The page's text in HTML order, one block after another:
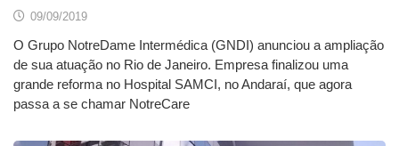
09/09/2019
O Grupo NotreDame Intermédica (GNDI) anunciou a ampliação
de sua atuação no Rio de Janeiro. Empresa finalizou uma
grande reforma no Hospital SAMCI, no Andaraí, que agora
passa a se chamar NotreCare